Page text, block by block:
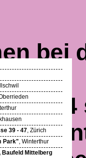
39 - 47, Zürich
Park", Winterthur
Mittelberg
bei
AG.